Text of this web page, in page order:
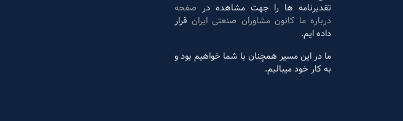
تقدیرنامه ها را جهت مشاهده در صفحه
درباره ما کانون مشاوران صنعتی ایران قرار
داده ایم.
ما در این مسیر همچنان با شما خواهیم بود و
به کار خود میبالیم.